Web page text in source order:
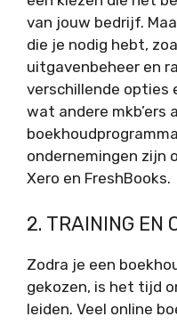
van jouw bedrijf.
die je nodig hebt,
uitgavenbeheer en
verschillende opties
wat andere mkb’ers
ondernemingen zijn
Xero en FreshBooks.
2. TRAINING EN
Zodra je een
gekozen, is het tijd
leiden. Veel online